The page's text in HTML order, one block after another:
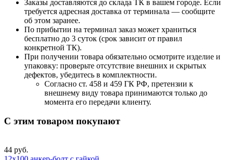
Заказы доставляются до склада ТК в вашем городе. Если
требуется адресная доставка от терминала — сообщите
об этом заранее.
По прибытии на терминал заказ может храниться
бесплатно до 3 суток (срок зависит от правил
конкретной ТК).
При получении товара обязательно осмотрите изделие и
упаковку: проверьте отсутствие внешних и скрытых
дефектов, убедитесь в комплектности.
Согласно ст. 458 и 459 ГК РФ, претензии к
внешнему виду товара принимаются только до
момента его передачи клиенту.
С этим товаром покупают
44 руб.